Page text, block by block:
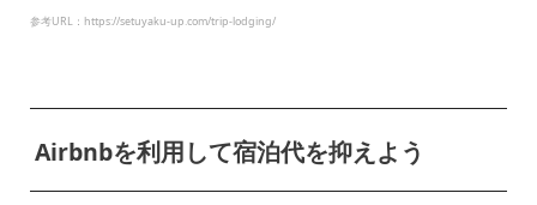
参考URL：https://setuyaku-up.com/trip-lodging/
Airbnbを利用して宿泊代を抑えよう